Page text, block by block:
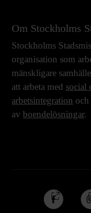
Om Stockholms
Stockholms
organisation som
mänskligare
att arbeta med social
arbetsintegration
av boendelösningar.
Följ
oss